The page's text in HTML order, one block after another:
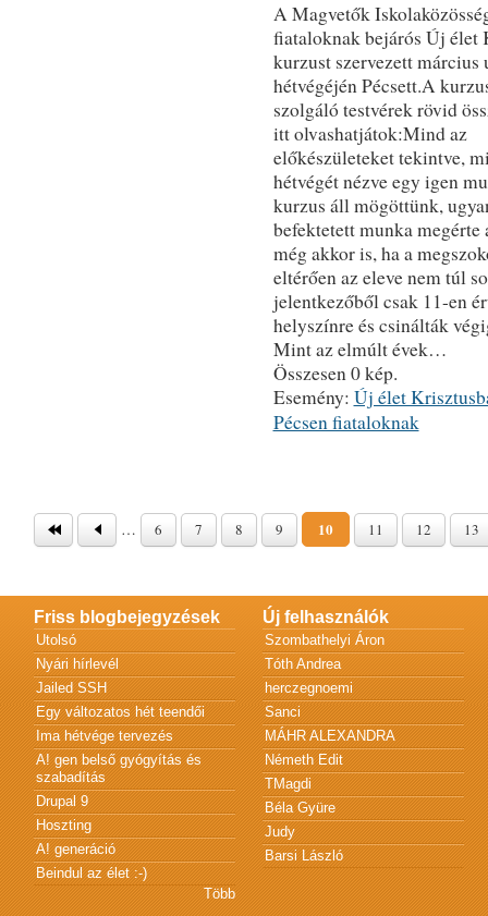
A Magvetők
fiataloknak bejárós Új élet
kurzust szervezett március
hétvégéjén Pécsett.A
szolgáló testvérek rövid
itt olvashatjátok:Mind az
előkészületeket tekintve,
hétvégét nézve egy igen
kurzus áll mögöttünk,
befektetett munka megérte
még akkor is, ha a
eltérően az eleve nem túl
jelentkezőből csak 11-en
helyszínre és csinálták
Mint az elmúlt évek…
Összesen 0 kép.
Esemény: Új élet
Pécsen fiataloknak
Oldalak … 6 7 8 9 10 11 12 13
Friss blogbejegyzések
Utolsó
Nyári hírlevél
Jailed SSH
Egy változatos hét teendői
Ima hétvége tervezés
A! gen belső gyógyítás és
szabadítás
Drupal 9
Hoszting
A! generáció
Beindul az élet :-)
Több
Új felhasználók
Szombathelyi Áron
Tóth Andrea
herczegnoemi
Sanci
MÁHR ALEXANDRA
Németh Edit
TMagdi
Béla Gyüre
Judy
Barsi László